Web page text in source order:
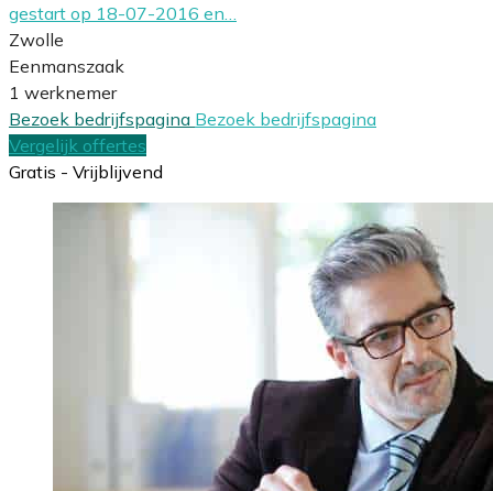
gestart op 18-07-2016 en…
Zwolle
Eenmanszaak
1 werknemer
Bezoek bedrijfspagina Bezoek bedrijfspagina
Vergelijk offertes
Gratis - Vrijblijvend